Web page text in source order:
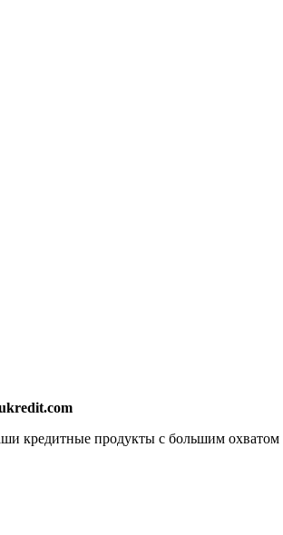
кредитные продукты с большим охватом